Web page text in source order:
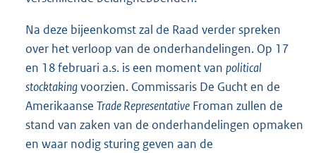
Na deze bijeenkomst zal de Raad verder spreken
over het verloop van de onderhandelingen. Op 17
en 18 februari a.s. is een moment van political
stocktakingvoorzien. Commissaris De Gucht en de
Amerikaanse Trade Representative Froman zullen de
stand van zaken van de onderhandelingen opmaken
en waar nodig sturing geven aan de